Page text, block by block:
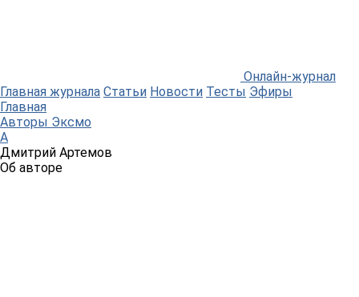
Онлайн-журнал
Главная журнала Статьи Новости Тесты Эфиры
Главная
Авторы Эксмо
А
Дмитрий Артемов
Об авторе